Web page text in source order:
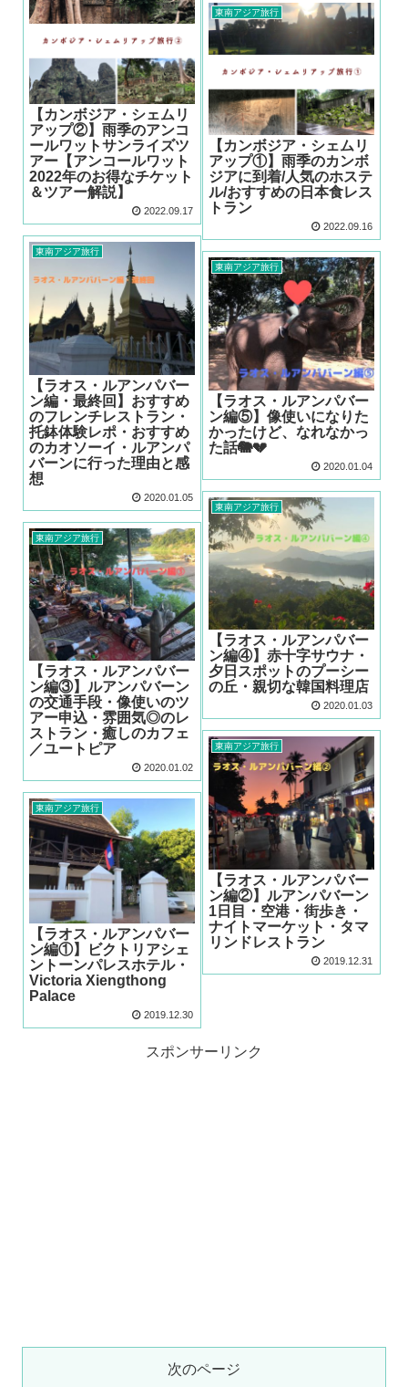
【カンボジア・シェムリ
アップ②】雨季のアンコ
ールワットサンライズツ
アー【アンコールワット
2022年のお得なチケット
＆ツアー解説】
2022.09.17
東南アジア旅行
【カンボジア・シェムリ
アップ①】雨季のカンボ
ジアに到着/人気のホステ
ル/おすすめの日本食レス
トラン
2022.09.16
東南アジア旅行
【ラオス・ルアンパバー
ン編・最終回】おすすめ
のフレンチレストラン・
托鉢体験レポ・おすすめ
のカオソーイ・ルアンパ
バーンに行った理由と感
想
2020.01.05
東南アジア旅行
【ラオス・ルアンパバー
ン編⑤】像使いになりた
かったけど、なれなかっ
た話🐘💔
2020.01.04
東南アジア旅行
【ラオス・ルアンパバー
ン編④】赤十字サウナ・
夕日スポットのプーシー
の丘・親切な韓国料理店
2020.01.03
東南アジア旅行
【ラオス・ルアンパバー
ン編③】ルアンパバーン
の交通手段・像使いのツ
アー申込・雰囲気◎のレ
ストラン・癒しのカフェ
／ユートピア
2020.01.02
東南アジア旅行
【ラオス・ルアンパバー
ン編②】ルアンパバーン
1日目・空港・街歩き・
ナイトマーケット・タマ
リンドレストラン
2019.12.31
東南アジア旅行
【ラオス・ルアンパバー
ン編①】ビクトリアシェ
ントーンパレスホテル・
Victoria Xiengthong
Palace
2019.12.30
スポンサーリンク
次のページ